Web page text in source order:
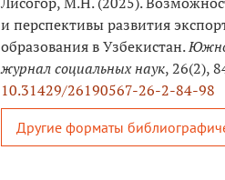
и перспективы развития
образования в Узбекистан.
журнал социальных наук, 26(2),
10.31429/26190567-26-2-84-98
Другие форматы